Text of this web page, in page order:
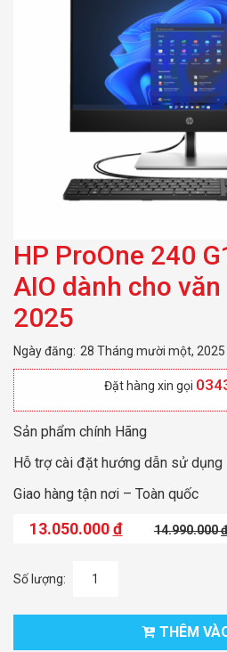
HP ProOne 240
AIO dành cho
2025
Ngày đăng: 28 Tháng mười một, 2025
Đặt hàng xin gọi
Sản phẩm chính Hãng
Hỗ trợ cài đặt hướng dẫn sử dụng
Giao hàng tận nơi – Toàn quốc
13.050.000đ 14.990.000
Số lượng:
THÊM